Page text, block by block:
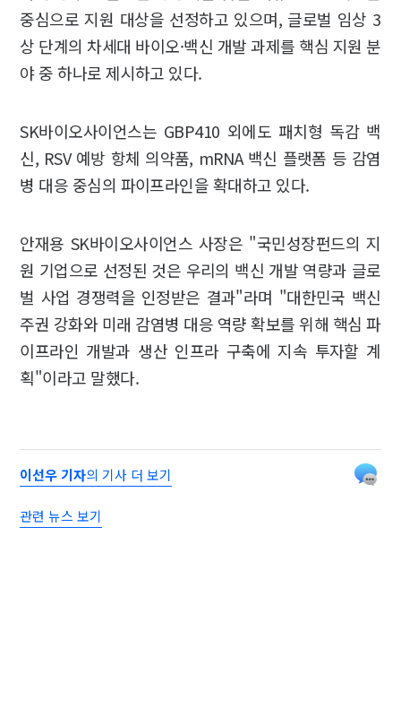
중심으로 지원 대상을 선정하고 있으며, 글로벌 임상 3
상 단계의 차세대 바이오·백신 개발 과제를 핵심 지원 분
야 중 하나로 제시하고 있다.
SK바이오사이언스는 GBP410 외에도 패치형 독감 백
신, RSV 예방 항체 의약품, mRNA 백신 플랫폼 등 감염
병 대응 중심의 파이프라인을 확대하고 있다.
안재용 SK바이오사이언스 사장은 "국민성장펀드의 지
원 기업으로 선정된 것은 우리의 백신 개발 역량과 글로
벌 사업 경쟁력을 인정받은 결과"라며 "대한민국 백신
주권 강화와 미래 감염병 대응 역량 확보를 위해 핵심 파
이프라인 개발과 생산 인프라 구축에 지속 투자할 계
획"이라고 말했다.
이선우 기자의 기사 더 보기
관련 뉴스 보기